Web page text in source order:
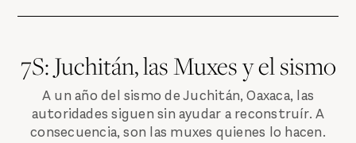
7S: Juchitán, las Muxes y el sismo
A un año del sismo de Juchitán, Oaxaca, las
autoridades siguen sin ayudar a reconstruír. A
consecuencia, son las muxes quienes lo hacen.